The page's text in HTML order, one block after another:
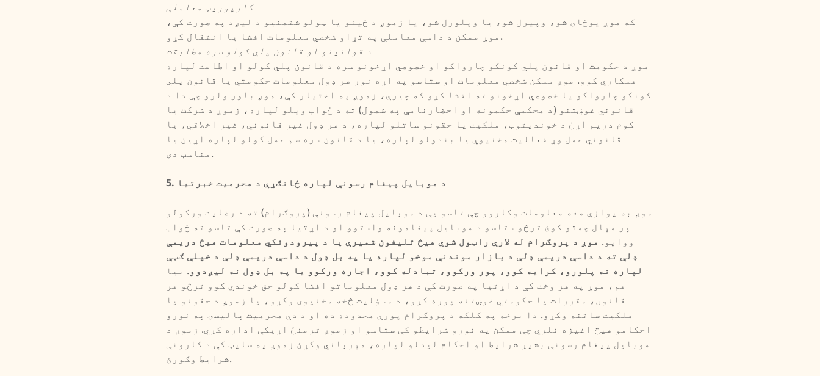
کارپوریټ معاملې
که موږ یوځای شو، وپیرل شو، یا وپلورل شو، یا زموږ د ځینو یا ټولو شتمنیو د لیږد په صورت کې،
موږ ممکن د داسې معاملې په تړاو شخصي معلومات افشا یا انتقال کړو.
د قوانینو او قانون پلي کولو سره مطابقت
موږ د حکومت او قانون پلي کونکو چارواکو او خصوصي اړخونو سره د قانون پلي کولو او اطاعت لپاره
همکاري کوو. موږ ممکن شخصي معلومات او ستاسو په اړه نور هر ډول معلومات حکومتي یا قانون پلي
کونکو چارواکو یا خصوصي اړخونو ته افشا کړو که چیرې، زموږ په اختیار کې، موږ باور ولرو چې دا د
قانوني غوښتنو (د محکمې حکمونه او احضارنامې په شمول) ته د ځواب ویلو لپاره، زموږ د شرکت یا
کوم دریم اړخ د خوندیتوب، ملکیت یا حقونو ساتلو لپاره، د هر ډول غیر قانوني، غیر اخلاقي، یا
قانوني عمل وړ فعالیت مخنیوي یا بندولو لپاره، یا د قانون سره سم عمل کولو لپاره اړین یا
مناسب دی.
5. د موبایل پیغام رسونې لپاره ځانګړې د محرمیت خبرتیا
موږ به یوازې هغه معلومات وکاروو چې تاسو یې د موبایل پیغام رسونې (پروګرام) ته د رضایت ورکولو
پر مهال چمتو کوئ ترڅو ستاسو د موبایل پیغامونه واستوو او د اړتیا په صورت کې تاسو ته ځواب
ووایو. موږ د پروګرام له لارې راټول شوي هیڅ تلیفون شمیرې یا د پیرودونکي معلومات هیڅ دریمې
ډلې ته د داسې دریمې ډلې د بازار موندنې موخو لپاره یا په بل ډول د داسې دریمې ډلې د خپلې ګټې
لپاره نه پلورو، کرایه کوو، پور ورکوو، تبادله کوو، اجاره ورکوو یا په بل ډول نه لیږدوو. بیا
هم، موږ په هر وخت کې د اړتیا په صورت کې د هر ډول معلوماتو افشا کولو حق خوندي کوو ترڅو هر
قانون، مقررات یا حکومتي غوښتنه پوره کړو، د مسؤلیت څخه مخنیوی وکړو، یا زموږ د حقونو یا
ملکیت ساتنه وکړو. دا برخه په کلکه د پروګرام پورې محدوده ده او د دې محرمیت پالیسۍ په نورو
احکامو هیڅ اغیزه نلري چې ممکن په نورو شرایطو کې ستاسو او زموږ ترمنځ اړیکې اداره کړي. زموږ د
موبایل پیغام رسونې بشپړ شرایط او احکام لیدلو لپاره، مهرباني وکړئ زموږ په سایټ کې د کارونې
شرایط وګورئ.